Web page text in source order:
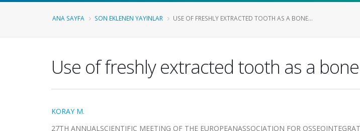
ANA SAYFA SON EKLENEN YAYINLAR USE OF FRESHLY EXTRACTED TOOTH AS A BONE...
Use of freshly extracted tooth as a
KORAY M.
27TH ANNUALSCIENTIFIC MEETING OF THE EUROPEANASSOCIATION FOR